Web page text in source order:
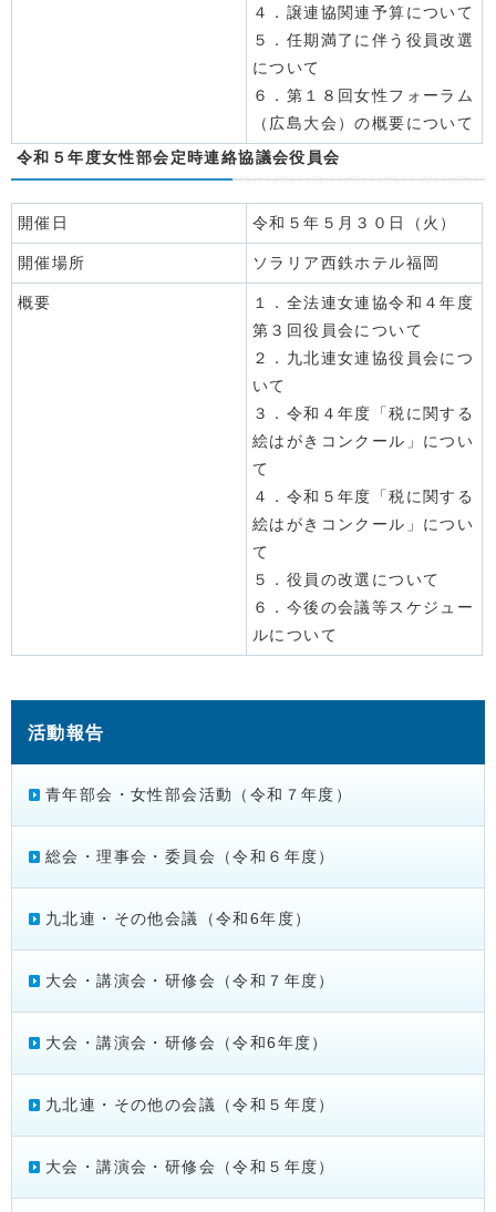
４．譲連協関連予算について
５．任期満了に伴う役員改選
について
６．第１８回女性フォーラム
（広島大会）の概要について
令和５年度女性部会定時連絡協議会役員会
開催日 令和５年５月３０日（火）
開催場所 ソラリア西鉄ホテル福岡
概要
１．全法連女連協令和４年度
第３回役員会について
２．九北連女連協役員会につ
いて
３．令和４年度「税に関する
絵はがきコンクール」につい
て
４．令和５年度「税に関する
絵はがきコンクール」につい
て
５．役員の改選について
６．今後の会議等スケジュー
ルについて
活動報告
青年部会・女性部会活動（令和７年度）
総会・理事会・委員会（令和６年度）
九北連・その他会議（令和6年度）
大会・講演会・研修会（令和７年度）
大会・講演会・研修会（令和6年度）
九北連・その他の会議（令和５年度）
大会・講演会・研修会（令和５年度）